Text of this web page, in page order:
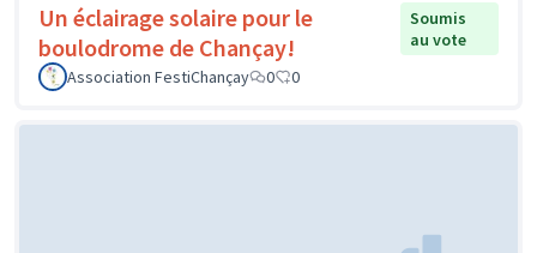
Un éclairage solaire pour le
boulodrome de Chançay!
Soumis
au vote
Association FestiChançay
0 0